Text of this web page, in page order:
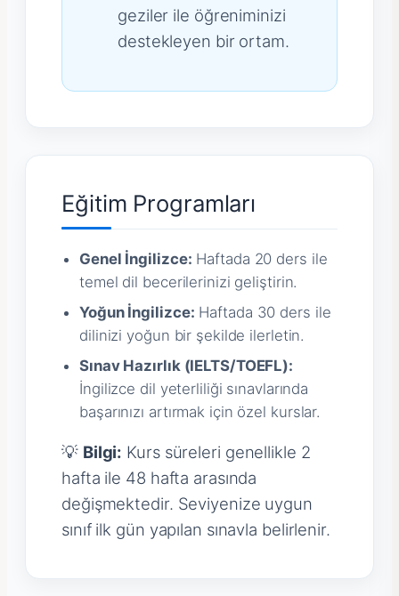
geziler ile öğreniminizi
destekleyen bir ortam.
Eğitim Programları
Genel İngilizce: Haftada 20 ders ile
temel dil becerilerinizi geliştirin.
Yoğun İngilizce: Haftada 30 ders ile
dilinizi yoğun bir şekilde ilerletin.
Sınav Hazırlık (IELTS/TOEFL):
İngilizce dil yeterliliği sınavlarında
başarınızı artırmak için özel kurslar.
💡 Bilgi: Kurs süreleri genellikle 2
hafta ile 48 hafta arasında
değişmektedir. Seviyenize uygun
sınıf ilk gün yapılan sınavla belirlenir.